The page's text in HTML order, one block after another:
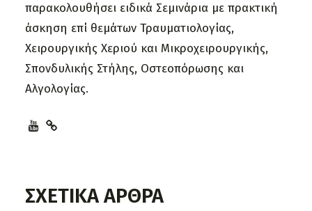
παρακολουθήσει ειδικά Σεμινάρια με πρακτική
άσκηση επί θεμάτων Τραυματιολογίας,
Χειρουργικής Χεριού και Μικροχειρουργικής,
Σπονδυλικής Στήλης, Οστεοπόρωσης και
Αλγολογίας.
ΣΧΕΤΙΚΑ ΑΡΘΡΑ